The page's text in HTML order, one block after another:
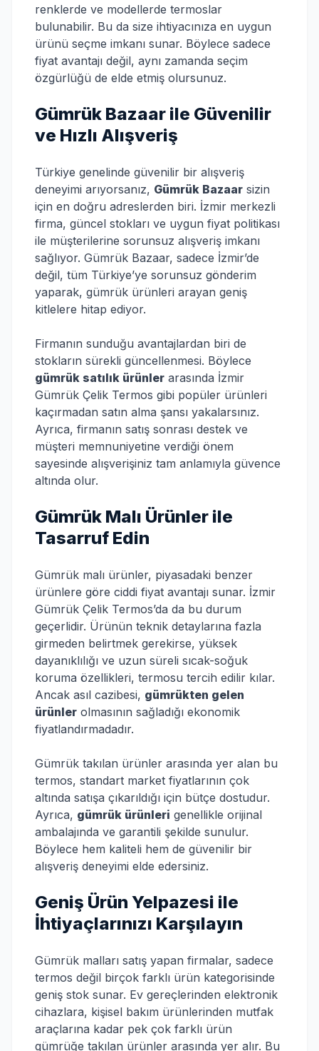
renklerde ve modellerde termoslar
bulunabilir. Bu da size ihtiyacınıza en uygun
ürünü seçme imkanı sunar. Böylece sadece
fiyat avantajı değil, aynı zamanda seçim
özgürlüğü de elde etmiş olursunuz.
Gümrük Bazaar ile Güvenilir
ve Hızlı Alışveriş
Türkiye genelinde güvenilir bir alışveriş
deneyimi arıyorsanız, Gümrük Bazaar sizin
için en doğru adreslerden biri. İzmir merkezli
firma, güncel stokları ve uygun fiyat politikası
ile müşterilerine sorunsuz alışveriş imkanı
sağlıyor. Gümrük Bazaar, sadece İzmir’de
değil, tüm Türkiye’ye sorunsuz gönderim
yaparak, gümrük ürünleri arayan geniş
kitlelere hitap ediyor.
Firmanın sunduğu avantajlardan biri de
stokların sürekli güncellenmesi. Böylece
gümrük satılık ürünler arasında İzmir
Gümrük Çelik Termos gibi popüler ürünleri
kaçırmadan satın alma şansı yakalarsınız.
Ayrıca, firmanın satış sonrası destek ve
müşteri memnuniyetine verdiği önem
sayesinde alışverişiniz tam anlamıyla güvence
altında olur.
Gümrük Malı Ürünler ile
Tasarruf Edin
Gümrük malı ürünler, piyasadaki benzer
ürünlere göre ciddi fiyat avantajı sunar. İzmir
Gümrük Çelik Termos’da da bu durum
geçerlidir. Ürünün teknik detaylarına fazla
girmeden belirtmek gerekirse, yüksek
dayanıklılığı ve uzun süreli sıcak-soğuk
koruma özellikleri, termosu tercih edilir kılar.
Ancak asıl cazibesi, gümrükten gelen
ürünler olmasının sağladığı ekonomik
fiyatlandırmadadır.
Gümrük takılan ürünler arasında yer alan bu
termos, standart market fiyatlarının çok
altında satışa çıkarıldığı için bütçe dostudur.
Ayrıca, gümrük ürünleri genellikle orijinal
ambalajında ve garantili şekilde sunulur.
Böylece hem kaliteli hem de güvenilir bir
alışveriş deneyimi elde edersiniz.
Geniş Ürün Yelpazesi ile
İhtiyaçlarınızı Karşılayın
Gümrük malları satış yapan firmalar, sadece
termos değil birçok farklı ürün kategorisinde
geniş stok sunar. Ev gereçlerinden elektronik
cihazlara, kişisel bakım ürünlerinden mutfak
araçlarına kadar pek çok farklı ürün
gümrüğe takılan ürünler arasında yer alır. Bu